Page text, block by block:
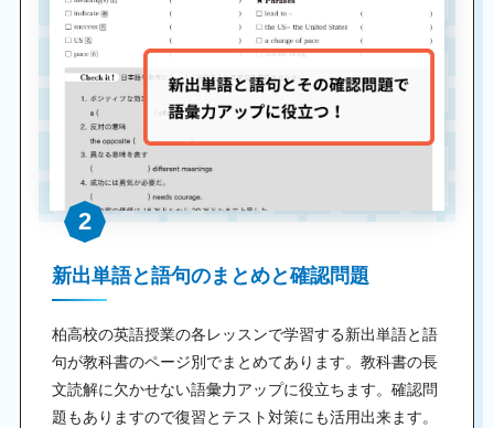
2
新出単語と語句のまとめと確認問題
柏高校の英語授業の各レッスンで学習する新出単語と語
句が教科書のページ別でまとめてあります。教科書の長
文読解に欠かせない語彙力アップに役立ちます。確認問
題もありますので復習とテスト対策にも活用出来ます。